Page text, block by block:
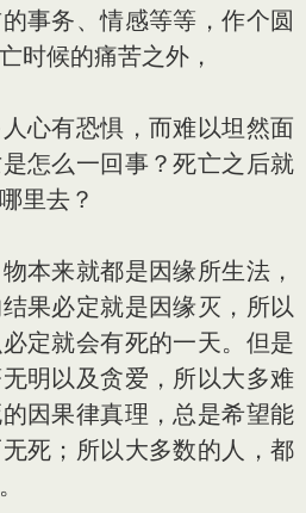
事务、情感等等，作个圆
时候的痛苦之外，
心有恐惧，而难以坦然面
怎么一回事？死亡之后就
里去？
本来就都是因缘所生法，
果必定就是因缘灭，所以
定就会有死的一天。但是
明以及贪爱，所以大多难
因果律真理，总是希望能
死；所以大多数的人，都